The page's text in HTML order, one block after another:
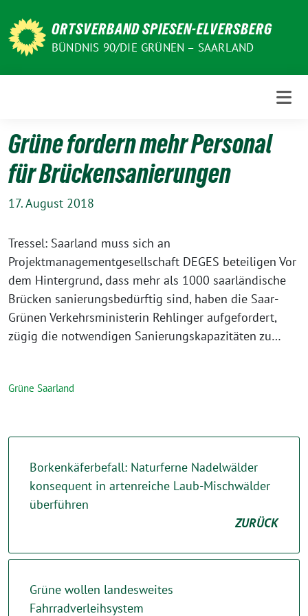
zum
Inhalt
ORTSVERBAND SPIESEN-ELVERSBERG
BÜNDNIS 90/DIE GRÜNEN – SAARLAND
Grüne fordern mehr Personal
für Brückensanierungen
17. August 2018
Tressel: Saarland muss sich an
Projektmanagementgesellschaft DEGES beteiligen Vor
dem Hintergrund, dass mehr als 1000 saarländische
Brücken sanierungsbedürftig sind, haben die Saar-
Grünen Verkehrsministerin Rehlinger aufgefordert,
zügig die notwendigen Sanierungskapazitäten zu…
Grüne Saarland
Borkenkäferbefall: Naturferne Nadelwälder
konsequent in artenreiche Laub-Mischwälder
überführen
ZURÜCK
Grüne wollen landesweites
Fahrradverleihsystem